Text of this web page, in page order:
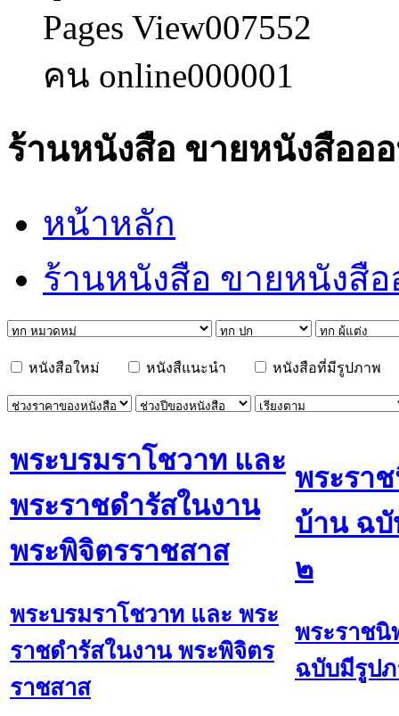
Pages View007552
คน online000001
ร้านหนังสือ ขายหนังสืออ
หน้าหลัก
ร้านหนังสือ ขายหนังสื
หนังสือใหม่ หนังสืแนะนำ หนังสือที่มีรูปภาพ
พระบรมราโชวาท และ
พระราชดำรัสในงาน
พระพิจิตรราชสาส
พระบรมราโชวาท และ พระ
ราชดำรัสในงาน พระพิจิตร
ราชสาส
พระรา
บ้าน ฉบั
๒
พระราชนิ
ฉบับมีรูป